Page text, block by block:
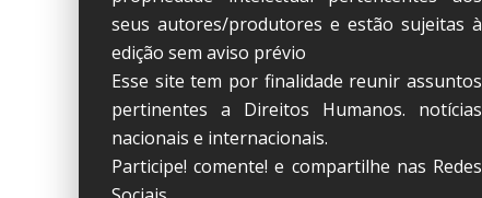
seus autores/produtores e estão sujeitas à
edição sem aviso prévio
Esse site tem por finalidade reunir assuntos
pertinentes a Direitos Humanos. notícias
nacionais e internacionais.
Participe! comente! e compartilhe nas Redes